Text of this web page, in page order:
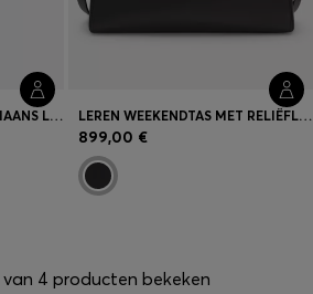
GESPSCHOENEN VAN ITALIAANS LEER, ZOALS GEZIEN OP DE CATWALK LEREN WEEKENDTAS MET RELIËFLOGO, ZOALS GEZIEN OP DE CATWALK
899,00 €
4 producten bekeken